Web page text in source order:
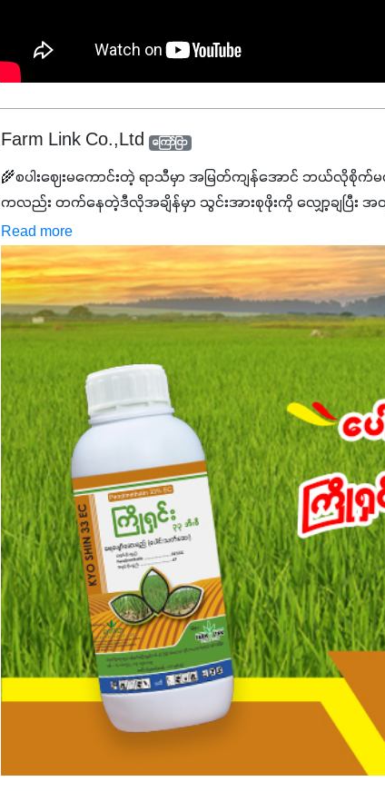
Farm Link Co.,Ltd ကြော်ငြာ
🌾စပါးဈေးမကောင်းတဲ့ ရာသီမှာ အမြတ်ကျန်အောင် ဘယ်လိုစိုက်မ
ကလည်း တက်နေတဲ့ဒီလိုအချိန်မှာ သွင်းအားစုဖိုးကို လျှော့ချပြီး အ
✔️ဒါကြောင့် ကိုယ်သုံးသမျှ ကိုယ့်အတွက်အကျိုးရစေမယ့် အရည်အသွေ
သင့်ပါတယ်။
Read more